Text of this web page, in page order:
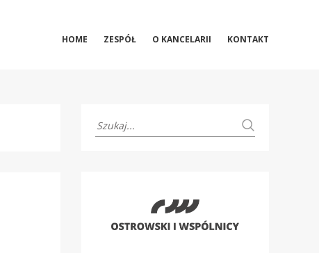
HOME ZESPÓŁ O KANCELARII KONTAKT